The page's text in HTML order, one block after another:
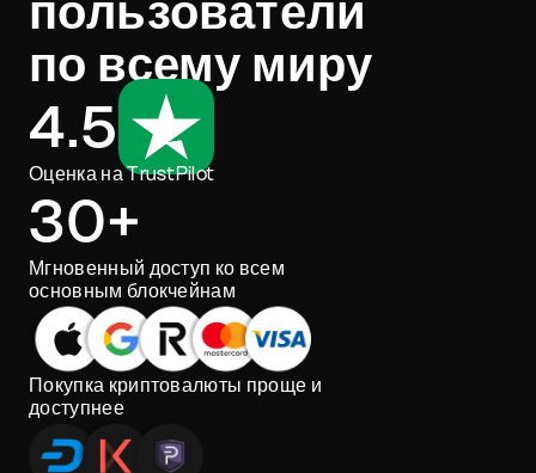
по всему миру
4.5
Оценка на TrustPilot
30+
Мгновенный доступ ко всем
основным блокчейнам
Покупка криптовалюты проще и
доступнее